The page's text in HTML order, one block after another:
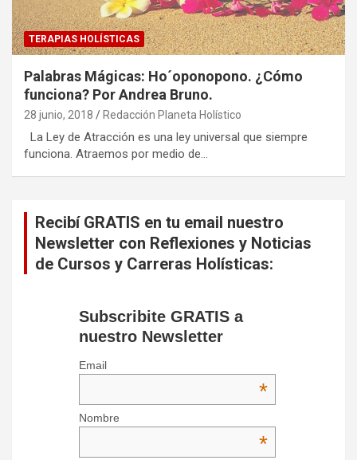
TERAPIAS HOLÍSTICAS
Palabras Mágicas: Ho´oponopono. ¿Cómo
funciona? Por Andrea Bruno.
28 junio, 2018 Redacción Planeta Holístico
La Ley de Atracción es una ley universal que siempre
funciona. Atraemos por medio de…
Recibí GRATIS en tu email nuestro
Newsletter con Reflexiones y Noticias
de Cursos y Carreras Holísticas:
Subscribite GRATIS a
nuestro Newsletter
Email
*
Nombre
*